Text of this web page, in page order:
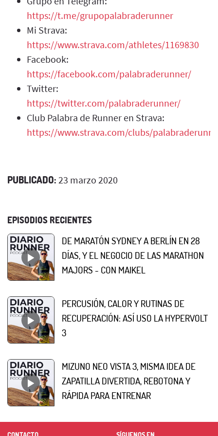
https://t.me/grupopalabraderunner
Mi Strava:
https://www.strava.com/athletes/1169830
Facebook:
https://facebook.com/palabraderunner/
Twitter:
https://twitter.com/palabraderunner/
Club Palabra de Runner en Strava:
https://www.strava.com/clubs/
PUBLICADO: 23 marzo 2020
EPISODIOS RECIENTES
DE MARATÓN SYDNEY A BERLÍN EN 28
DÍAS, Y EL NEGOCIO DE LAS MARATHON
MAJORS - CON MAIKEL
PERCUSIÓN, CALOR Y RUTINAS DE
RECUPERACIÓN: ASÍ USO LA HYPERVOLT
3
MIZUNO NEO VISTA 3, MISMA IDEA DE
ZAPATILLA DIVERTIDA, REBOTONA Y
RÁPIDA PARA ENTRENAR